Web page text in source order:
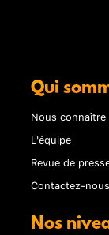
Qui
Nous connaître
L'équipe
Revue de
Contactez-nous
Nos